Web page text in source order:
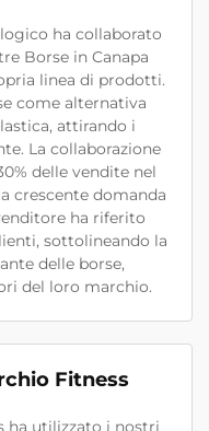
ha collaborato
Borse in Canapa
linea di prodotti.
come alternativa
attirando i
La collaborazione
delle vendite nel
crescente domanda
ha riferito
sottolineando la
delle borse,
del loro marchio.
Fitness
ha utilizzato i nostri